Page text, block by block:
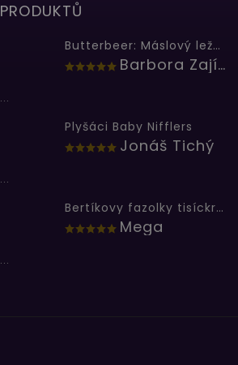
PRODUKTŮ
Butterbeer: Máslový ležák
Barbora Zajícová
...
Plyšáci Baby Nifflers
Jonáš Tichý
...
Bertíkovy fazolky tisíckrát jinak
Mega
...